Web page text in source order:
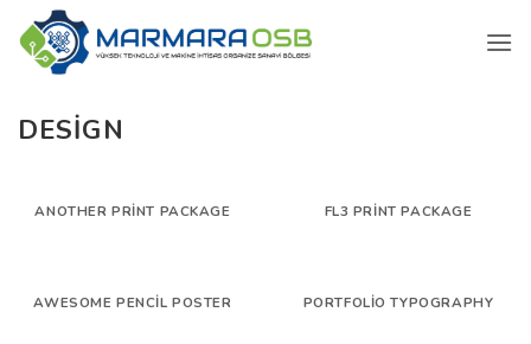
İçeriğe
atla
DESIGN
ANOTHER PRINT PACKAGE FL3 PRINT PACKAGE
AWESOME PENCIL POSTER PORTFOLIO TYPOGRAPHY